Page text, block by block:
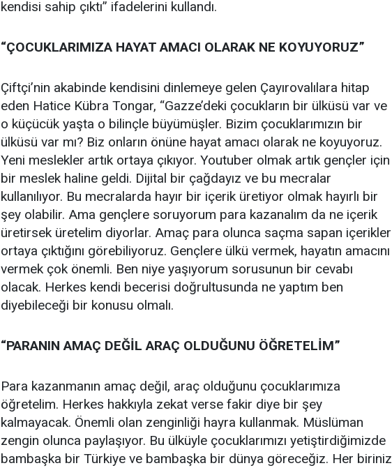
kendisi sahip çıktı” ifadelerini kullandı.
“ÇOCUKLARIMIZA HAYAT AMACI OLARAK NE KOYUYORUZ”
Çiftçi’nin akabinde kendisini dinlemeye gelen Çayırovalılara hitap
eden Hatice Kübra Tongar, “Gazze’deki çocukların bir ülküsü var ve
o küçücük yaşta o bilinçle büyümüşler. Bizim çocuklarımızın bir
ülküsü var mı? Biz onların önüne hayat amacı olarak ne koyuyoruz.
Yeni meslekler artık ortaya çıkıyor. Youtuber olmak artık gençler için
bir meslek haline geldi. Dijital bir çağdayız ve bu mecralar
kullanılıyor. Bu mecralarda hayır bir içerik üretiyor olmak hayırlı bir
şey olabilir. Ama gençlere soruyorum para kazanalım da ne içerik
üretirsek üretelim diyorlar. Amaç para olunca saçma sapan içerikler
ortaya çıktığını görebiliyoruz. Gençlere ülkü vermek, hayatın amacını
vermek çok önemli. Ben niye yaşıyorum sorusunun bir cevabı
olacak. Herkes kendi becerisi doğrultusunda ne yaptım ben
diyebileceği bir konusu olmalı.
“PARANIN AMAÇ DEĞİL ARAÇ OLDUĞUNU ÖĞRETELİM”
Para kazanmanın amaç değil, araç olduğunu çocuklarımıza
öğretelim. Herkes hakkıyla zekat verse fakir diye bir şey
kalmayacak. Önemli olan zenginliği hayra kullanmak. Müslüman
zengin olunca paylaşıyor. Bu ülküyle çocuklarımızı yetiştirdiğimizde
bambaşka bir Türkiye ve bambaşka bir dünya göreceğiz. Her biriniz